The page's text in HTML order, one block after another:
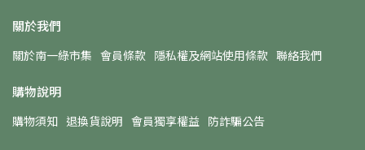
關於我們
關於南一綠市集 會員條款 隱私權及網站使用條款 聯絡我們
購物說明
購物須知 退換貨說明 會員獨享權益 防詐騙公告